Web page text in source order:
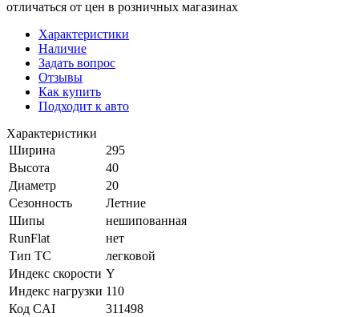
отличаться от цен в розничных магазинах
Характеристики
Наличие
Задать вопрос
Отзывы
Как купить
Подходит к авто
Характеристики
Ширина
295
Высота
40
Диаметр
20
Сезонность
Летние
Шипы
нешипованная
RunFlat
нет
Тип ТС
легковой
Индекс скорости Y
Индекс нагрузки 110
Код CAI
311498